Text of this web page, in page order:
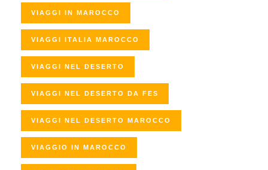
VIAGGI IN MAROCCO
VIAGGI ITALIA MAROCCO
VIAGGI NEL DESERTO
VIAGGI NEL DESERTO DA FES
VIAGGI NEL DESERTO MAROCCO
VIAGGIO IN MAROCCO